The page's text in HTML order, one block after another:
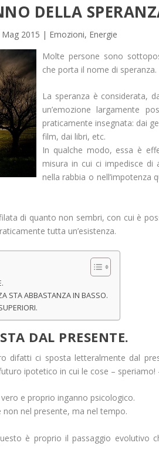
DELLA
Mag 2015 | Emozioni, Energie
Molte persone sono
che porta il nome di speranza.
La speranza è considerata,
un’emozione largamente
praticamente insegnata: dai
film, dai libri, etc.
In qualche modo, essa è
misura in cui ci impedisce di
nella rabbia o nell’impotenza
di quanto non sembri, con cui è
tutta un’esistenza.
STA ABBASTANZA IN BASSO.
DAL PRESENTE.
difatti ci sposta letteralmente dal
ipotetico in cui le cose – speriamo!
e proprio inganno psicologico.
non nel presente, ma nel tempo.
è proprio il passaggio evolutivo